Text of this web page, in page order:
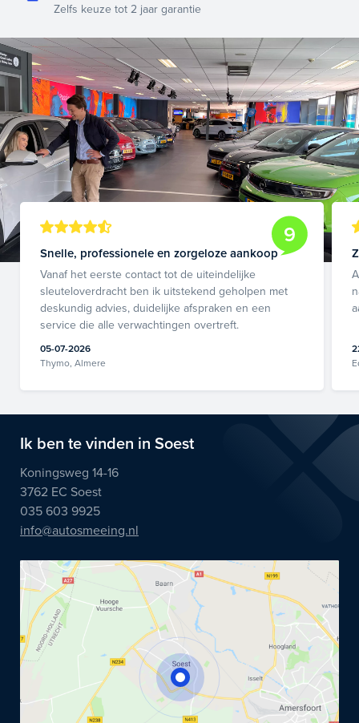
Zelfs keuze tot 2 jaar garantie
9
Snelle, professionele en zorgeloze aankoop
Vanaf het eerste contact tot de uiteindelijke
sleuteloverdracht ben ik uitstekend geholpen met
deskundig advies, duidelijke afspraken en een
service die alle verwachtingen overtreft.
05-07-2026
Thymo, Almere
Ik ben te vinden in Soest
Koningsweg 14-16
3762 EC Soest
035 603 9925
info@autosmeeing.nl